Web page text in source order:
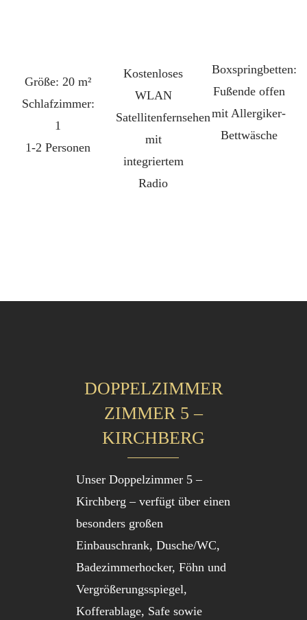
Größe: 20 m²
Schlafzimmer:
1
1-2 Personen
Kostenloses
WLAN
Satellitenfernsehen
mit
integriertem
Radio
Boxspringbetten:
Fußende offen
mit Allergiker-
Bettwäsche
DOPPELZIMMER
ZIMMER 5 –
KIRCHBERG
Unser Doppelzimmer 5 –
Kirchberg – verfügt über einen
besonders großen
Einbauschrank, Dusche/WC,
Badezimmerhocker, Föhn und
Vergrößerungsspiegel,
Kofferablage, Safe sowie